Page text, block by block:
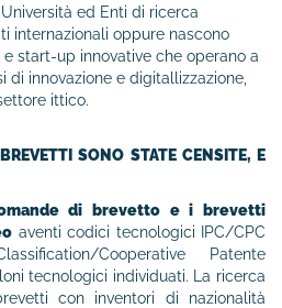
ed Enti di ricerca
internazionali oppure nascono
e start-up innovative che operano a
di innovazione e digitallizzazione,
ittico.
SONO STATE CENSITE, E
di brevetto e i brevetti
aventi codici tecnologici IPC/CPC
Cooperative Patente
tecnologici individuati. La ricerca
con inventori di nazionalità